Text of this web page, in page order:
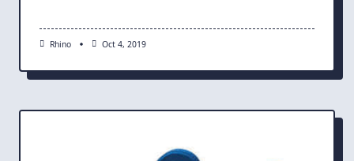
Rhino Oct 4, 2019